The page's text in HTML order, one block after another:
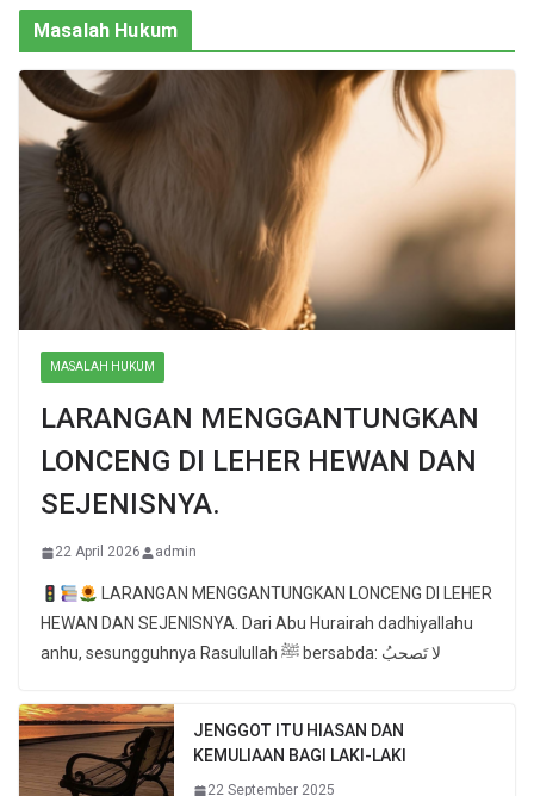
Masalah Hukum
MASALAH HUKUM
LARANGAN MENGGANTUNGKAN
LONCENG DI LEHER HEWAN DAN
SEJENISNYA.
22 April 2026 admin
LARANGAN MENGGANTUNGKAN LONCENG DI LEHER
HEWAN DAN SEJENISNYA. Dari Abu Hurairah dadhiyallahu
anhu, sesungguhnya Rasulullah ﷺ bersabda: لا تَصحبُ
JENGGOT ITU HIASAN DAN
KEMULIAAN BAGI LAKI-LAKI
22 September 2025